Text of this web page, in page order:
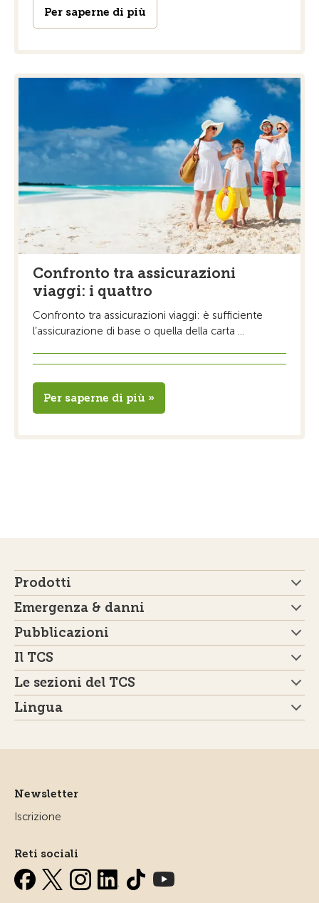
Per saperne di più
Confronto tra assicurazioni
viaggi: i quattro
Confronto tra assicurazioni viaggi: è sufficiente
l’assicurazione di base o quella della carta ...
Per saperne di più »
Prodotti
Emergenza & danni
Pubblicazioni
Il TCS
Le sezioni del TCS
Lingua
Newsletter
Iscrizione
Reti sociali